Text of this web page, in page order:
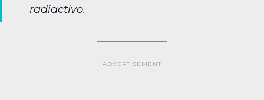
radiactivo.